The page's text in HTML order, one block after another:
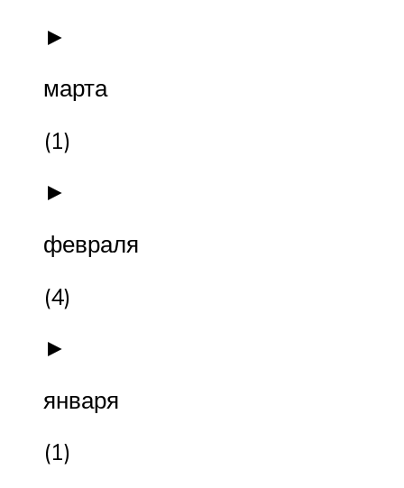
►
марта
(1)
►
февраля
(4)
►
января
(1)